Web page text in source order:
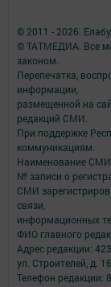
© 2011 - 2026.
© ТАТМЕДИА. Все
законом.
Перепечатка,
информации,
размещенной на
редакций СМИ.
При поддержке
коммуникациям.
Наименование
№ записи о
СМИ
связи,
информационных
ФИО главного
Адрес редакции:
ул. Строителей, д.
Телефон редакции: